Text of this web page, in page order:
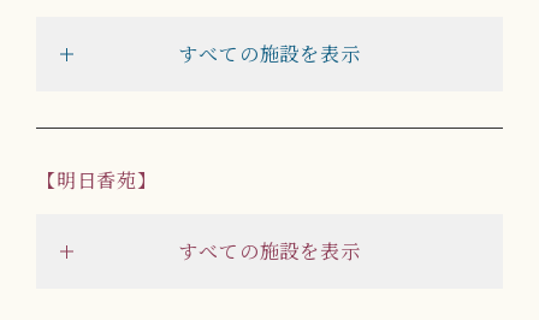
すべての施設を表示
明日香苑
すべての施設を表示